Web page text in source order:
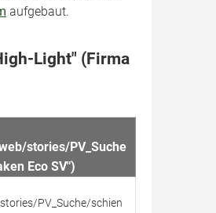
aufgebaut.
Light" (Firma
stories/PV_Suche
Eco SV")
PV_Suche/schien